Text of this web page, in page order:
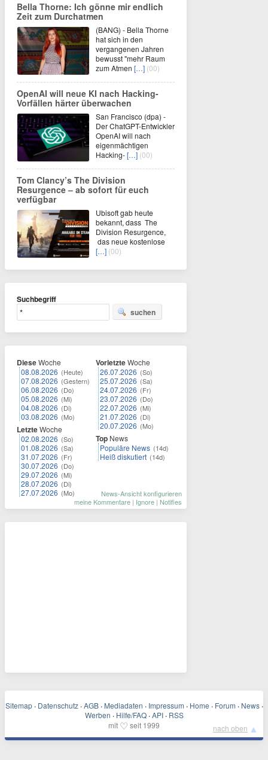
Bella Thorne: Ich gönne mir endlich
Zeit zum Durchatmen
(BANG) - Bella Thorne
hat sich in den
vergangenen Jahren
bewusst "mehr Raum
zum Atmen […] (00)
OpenAI will neue KI nach Hacking-
Vorfällen härter überwachen
San Francisco (dpa) -
Der ChatGPT-Entwickler
OpenAI will nach
eigenmächtigen
Hacking-[…] (00)
Tom Clancy’s The Division
Resurgence – ab sofort für euch
verfügbar
Ubisoft gab heute
bekannt, dass The
Division Resurgence,
das neue kostenlose
[…] (00)
Suchbegriff
suchen
DieseWoche
08.08.2026 (Heute)
07.08.2026 (Gestern)
06.08.2026 (Do)
05.08.2026 (Mi)
04.08.2026 (Di)
03.08.2026 (Mo)
LetzteWoche
02.08.2026 (So)
01.08.2026 (Sa)
31.07.2026 (Fr)
30.07.2026 (Do)
29.07.2026 (Mi)
28.07.2026 (Di)
27.07.2026 (Mo)
VorletzteWoche
26.07.2026 (So)
25.07.2026 (Sa)
24.07.2026 (Fr)
23.07.2026 (Do)
22.07.2026 (Mi)
21.07.2026 (Di)
20.07.2026 (Mo)
Top News
Populäre News (14d)
Heiß diskutiert (14d)
News-Ansicht konfigurieren
meine Kommentare | Ignore | Notifies
Sitemap · Datenschutz · AGB · Mediadaten · Impressum · Home · Forum · News ·
Werben · Hilfe/FAQ · API · RSS
mit ♡ seit 1999 nach oben ▲